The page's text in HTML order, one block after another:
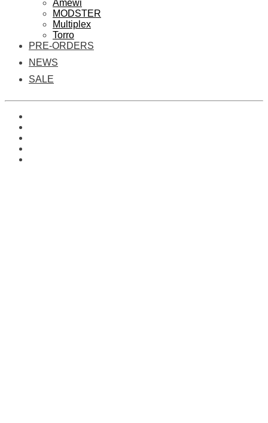
Amewi
MODSTER
Multiplex
Torro
PRE-ORDERS
NEWS
SALE